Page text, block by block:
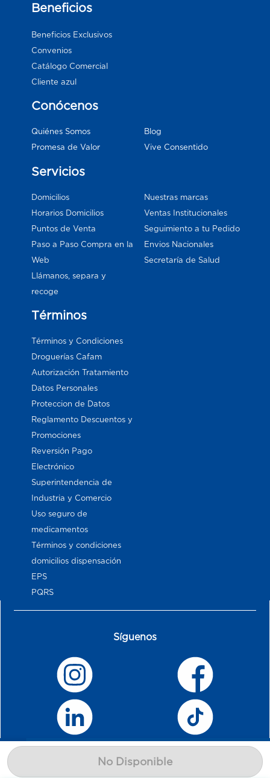
No Disponible
Beneficios
Beneficios Exclusivos
Convenios
Catálogo Comercial
Cliente azul
Conócenos
Quiénes Somos
Promesa de Valor
Blog
Vive Consentido
Servicios
Domicilios
Horarios Domicilios
Puntos de Venta
Paso a Paso Compra en la
Web
Llámanos, separa y
recoge
Nuestras marcas
Ventas Institucionales
Seguimiento a tu Pedido
Envios Nacionales
Secretaría de Salud
Términos
Términos y Condiciones
Droguerías Cafam
Autorización Tratamiento
Datos Personales
Proteccion de Datos
Reglamento Descuentos y
Promociones
Reversión Pago
Electrónico
Superintendencia de
Industria y Comercio
Uso seguro de
medicamentos
Términos y condiciones
domicilios dispensación
EPS
PQRS
Síguenos